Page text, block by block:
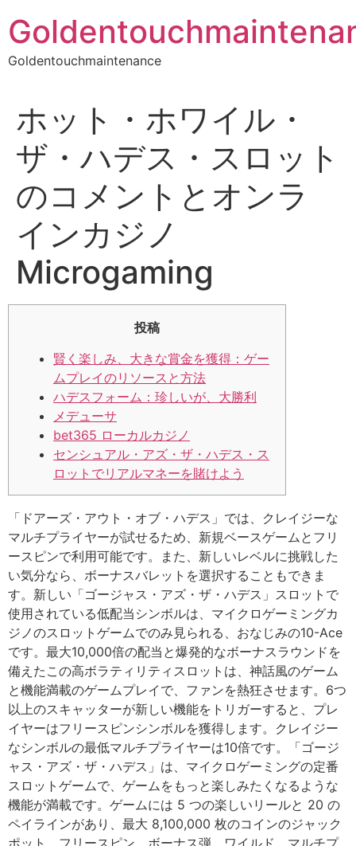
to
content
Goldentouchmaintenance
ホット・ホワイル・
ザ・ハデス・スロット
のコメントとオンラ
インカジノ
Microgaming
投稿
賢く楽しみ、大きな賞金を獲得：ゲー
ムプレイのリソースと方法
ハデスフォーム：珍しいが、大勝利
メデューサ
bet365 ローカルカジノ
センシュアル・アズ・ザ・ハデス・ス
ロットでリアルマネーを賭けよう
「ドアーズ・アウト・オブ・ハデス」では、クレイジーな
マルチプライヤーが試せるため、新規ベースゲームとフリ
ースピンで利用可能です。また、新しいレベルに挑戦した
い気分なら、ボーナスバレットを選択することもできま
す。新しい「ゴージャス・アズ・ザ・ハデス」スロットで
使用されている低配当シンボルは、マイクロゲーミングカ
ジノのスロットゲームでのみ見られる、おなじみの10-Ace
です。最大10,000倍の配当と爆発的なボーナスラウンドを
備えたこの高ボラティリティスロットは、神話風のゲーム
と機能満載のゲームプレイで、ファンを熱狂させます。6つ
以上のスキャッターが新しい機能をトリガーすると、プレ
イヤーはフリースピンシンボルを獲得します。クレイジー
なシンボルの最低マルチプライヤーは10倍です。「ゴージ
ャス・アズ・ザ・ハデス」は、マイクロゲーミングの定番
スロットゲームで、ゲームをもっと楽しみたくなるような
機能が満載です。ゲームには 5 つの楽しいリールと 20 の
ペイラインがあり、最大 8,100,000 枚のコインのジャック